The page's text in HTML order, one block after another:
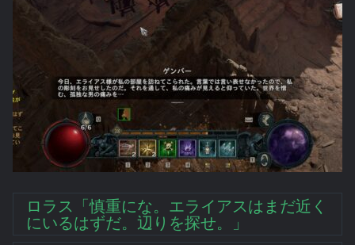
ロラス「慎重にな。エライアスはまだ近く
にいるはずだ。辺りを探せ。」